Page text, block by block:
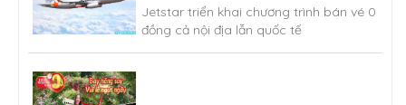
Jetstar triển khai chương trình bán vé 0
đồng cả nội địa lẫn quốc tế